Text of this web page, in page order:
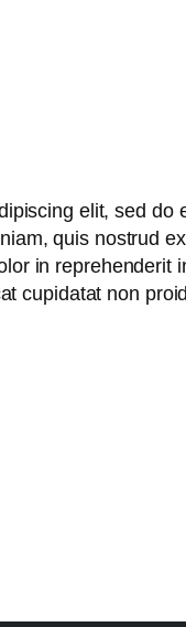
elit, sed do
quis nostrud
in reprehenderit
cupidatat non